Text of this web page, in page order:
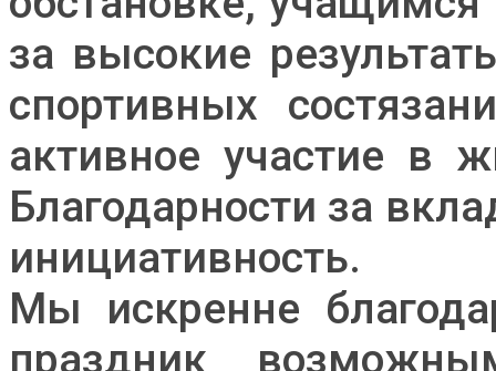
за высокие
спортивных
активное участие в
Благодарности за
инициативность.
Мы искренне
праздник